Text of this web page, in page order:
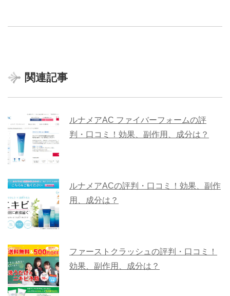
関連記事
ルナメアAC ファイバーフォームの評
判・口コミ！効果、副作用、成分は？
ルナメアACの評判・口コミ！効果、副作
用、成分は？
ファーストクラッシュの評判・口コミ！
効果、副作用、成分は？